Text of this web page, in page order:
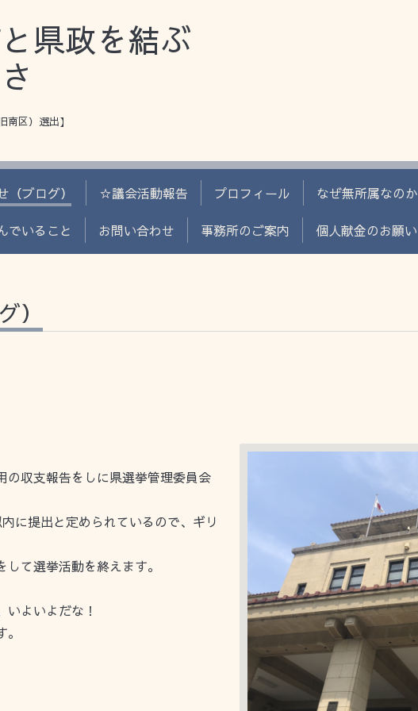
県政を結ぶ
区）選出】
（ブログ） ☆議会活動報告 プロフィール なぜ無所属なのか
でいること お問い合わせ 事務所のご案内 個人献金のお願い
）
の収支報告をしに県選挙管理委員会
に提出と定められているので、ギリ
て選挙活動を終えます。
よいよだな！